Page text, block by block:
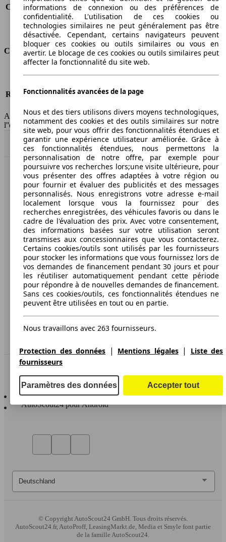
Consommation (combinée)* 4.9 m³/100km
Classe d'émissions
Euro 6d-TEMP
Capacité du réservoir
22 l
Classes d'assurance
Responsabilité civile -
AutoScout24 France SAS décline toute responsabilité concernant
l''exactitude des indications fournies.
Haut
AutoScout24: la plus grande plateforme en ligne de
voitures en Europe
AutoScout24
A propos d'AutoScout24
Conditions d'utilisation
Informations légales
Protection des données
Accessibility Statement
Service
Contact
AutoScout24 pour iOS
AutoScout24 pour Android
© Copyright AutoScout24 GmbH. Tous droits réservés.
AutoScout24.fr, AutoProff, LeasingMarkt.de, Media et Smyle font partie
de la famille AutoScout24.
informations de connexion ou des préférences de
confidentialité. L'utilisation de ces cookies ou
technologies similaires ne peut généralement pas être
désactivée. Cependant, certains navigateurs peuvent
bloquer ces cookies ou outils similaires ou vous en
avertir. Le blocage de ces cookies ou outils similaires peut
affecter la fonctionnalité du site web.
Fonctionnalités avancées de la page
Nous et des tiers utilisons divers moyens technologiques,
notamment des cookies et des outils similaires sur notre
site web, pour vous offrir des fonctionnalités étendues et
garantir une expérience utilisateur améliorée. Grâce à
ces fonctionnalités étendues, nous permettons la
personnalisation de notre offre, par exemple pour
poursuivre vos recherches lors;une visite ultérieure, pour
vous présenter des offres adaptées à votre région ou
pour fournir et évaluer des publicités et des messages
personnalisés. Nous enregistrons votre adresse e-mail
localement lorsque vous la fournissez pour des
recherches enregistrées, des véhicules favoris ou dans le
cadre de l'évaluation des prix. Avec votre consentement,
des informations basées sur votre utilisation seront
transmises aux concessionnaires que vous contacterez.
Certains cookies/outils sont utilisés par les fournisseurs
pour stocker les informations que vous fournissez lors de
vos demandes de financement pendant 30 jours et pour
les réutiliser automatiquement pendant cette période
pour répondre à de nouvelles demandes de financement.
Sans ces cookies/outils, ces fonctionnalités étendues ne
peuvent être utilisées en tout ou en partie.
Nous travaillons avec 263 fournisseurs.
Protection des données | Mentions légales|
Liste des
fournisseurs
Paramètres des données Accepter tout